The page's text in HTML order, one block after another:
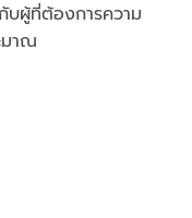
กับผู้ที่ต้องการความ
มาณ